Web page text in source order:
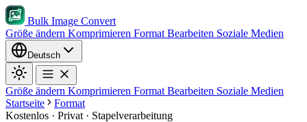
Bulk Image Convert
Größe ändern Komprimieren Format Bearbeiten Soziale Medien
Deutsch
Größe ändern Komprimieren Format Bearbeiten Soziale Medien
Startseite
Format
Kostenlos · Privat · Stapelverarbeitung